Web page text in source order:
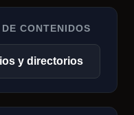
CONTENIDOS
y directorios